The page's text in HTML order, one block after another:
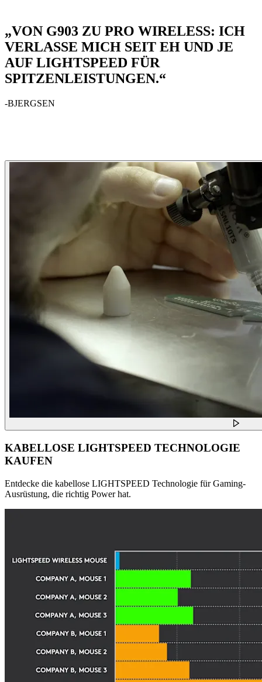
„VON G903 ZU PRO WIRELESS: ICH
VERLASSE MICH SEIT EH UND JE
AUF LIGHTSPEED FÜR
SPITZENLEISTUNGEN.“
-BJERGSEN
KABELLOSE LIGHTSPEED TECHNOLOGIE
KAUFEN
Entdecke die kabellose LIGHTSPEED Technologie für Gaming-
Ausrüstung, die richtig Power hat.